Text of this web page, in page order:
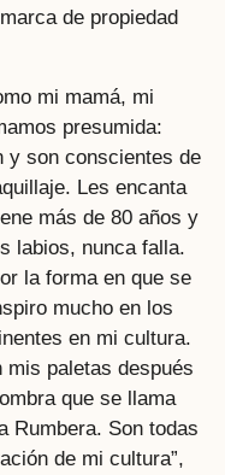
de propiedad
mi mamá, mi
presumida:
y son conscientes de
Les encanta
más de 80 años y
labios, nunca falla.
la forma en que se
mucho en los
en mi cultura.
mis paletas después
que se llama
Rumbera. Son todas
de mi cultura”,